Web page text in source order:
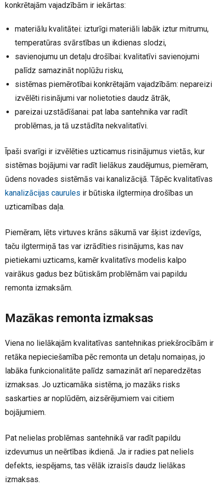
konkrētajām vajadzībām ir iekārtas:
materiālu kvalitātei: izturīgi materiāli labāk iztur mitrumu,
temperatūras svārstības un ikdienas slodzi,
savienojumu un detaļu drošībai: kvalitatīvi savienojumi
palīdz samazināt noplūžu risku,
sistēmas piemērotībai konkrētajām vajadzībām: nepareizi
izvēlēti risinājumi var nolietoties daudz ātrāk,
pareizai uzstādīšanai: pat laba santehnika var radīt
problēmas, ja tā uzstādīta nekvalitatīvi.
Īpaši svarīgi ir izvēlēties uzticamus risinājumus vietās, kur
sistēmas bojājumi var radīt lielākus zaudējumus, piemēram,
ūdens novades sistēmās vai kanalizācijā. Tāpēc kvalitatīvas
kanalizācijas caurules ir būtiska ilgtermiņa drošības un
uzticamības daļa.
Piemēram, lēts virtuves krāns sākumā var šķist izdevīgs,
taču ilgtermiņā tas var izrādīties risinājums, kas nav
pietiekami uzticams, kamēr kvalitatīvs modelis kalpo
vairākus gadus bez būtiskām problēmām vai papildu
remonta izmaksām.
Mazākas remonta izmaksas
Viena no lielākajām kvalitatīvas santehnikas priekšrocībām ir
retāka nepieciešamība pēc remonta un detaļu nomaiņas, jo
labāka funkcionalitāte palīdz samazināt arī neparedzētas
izmaksas. Jo uzticamāka sistēma, jo mazāks risks
saskarties ar noplūdēm, aizsērējumiem vai citiem
bojājumiem.
Pat nelielas problēmas santehnikā var radīt papildu
izdevumus un neērtības ikdienā. Ja ir radies pat neliels
defekts, iespējams, tas vēlāk izraisīs daudz lielākas
izmaksas.